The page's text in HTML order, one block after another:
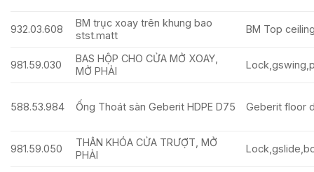
932.03.608
BM trục xoay trên khung bao
stst.matt
BM Top
981.59.030
BAS HỘP CHO CỬA MỞ XOAY,
MỞ PHẢI
588.53.984 Ống Thoát sàn Geberit HDPE D75 Geberit floor
981.59.050
THÂN KHÓA CỬA TRƯỢT, MỞ
PHẢI